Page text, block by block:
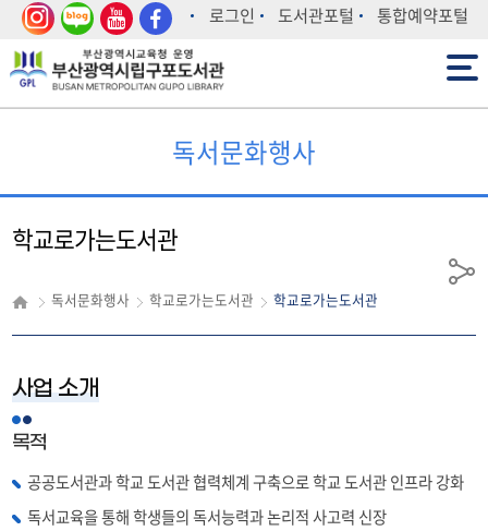
로그인 도서관포털 통합예약포털
인스
타그
램
블로
그
유튜
브
페이
스북
전체메뉴
독서문화행사
학교로가는도서관
독서문화행사 학교로가는도서관 학교로가는도서관
공
사업 소개
목적
공공도서관과 학교 도서관 협력체계 구축으로 학교 도서관 인프라 강화
독서교육을 통해 학생들의 독서능력과 논리적 사고력 신장